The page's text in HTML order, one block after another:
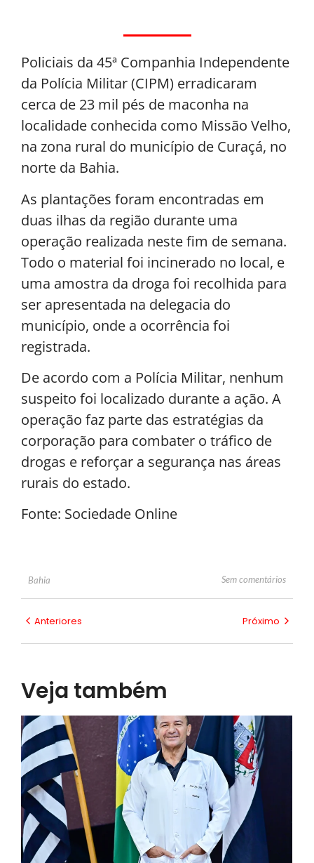
Policiais da 45ª Companhia Independente
da Polícia Militar (CIPM) erradicaram
cerca de 23 mil pés de maconha na
localidade conhecida como Missão Velho,
na zona rural do município de Curaçá, no
norte da Bahia.
As plantações foram encontradas em
duas ilhas da região durante uma
operação realizada neste fim de semana.
Todo o material foi incinerado no local, e
uma amostra da droga foi recolhida para
ser apresentada na delegacia do
município, onde a ocorrência foi
registrada.
De acordo com a Polícia Militar, nenhum
suspeito foi localizado durante a ação. A
operação faz parte das estratégias da
corporação para combater o tráfico de
drogas e reforçar a segurança nas áreas
rurais do estado.
Fonte: Sociedade Online
Bahia Sem comentários
Anteriores Próximo
Veja também